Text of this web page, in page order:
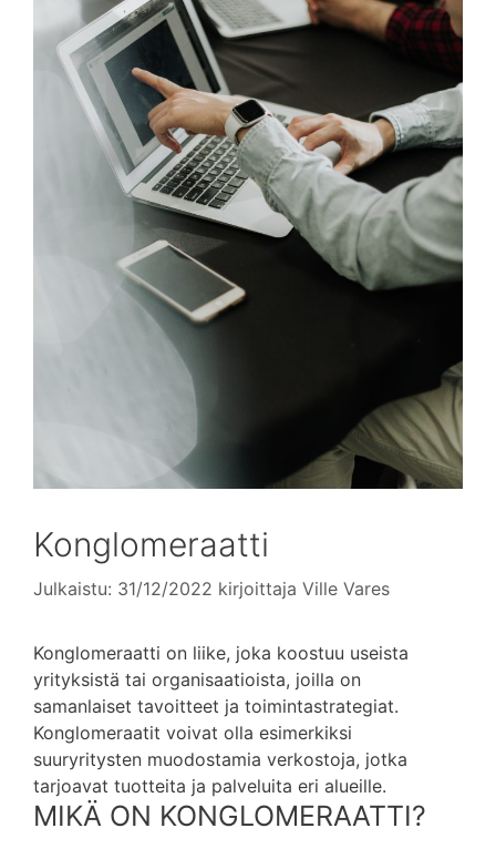
Konglomeraatti
Julkaistu: 31/12/2022 kirjoittaja Ville Vares
Konglomeraatti on liike, joka koostuu useista
yrityksistä tai organisaatioista, joilla on
samanlaiset tavoitteet ja toimintastrategiat.
Konglomeraatit voivat olla esimerkiksi
suuryritysten muodostamia verkostoja, jotka
tarjoavat tuotteita ja palveluita eri alueille.
MIKÄ ON KONGLOMERAATTI?